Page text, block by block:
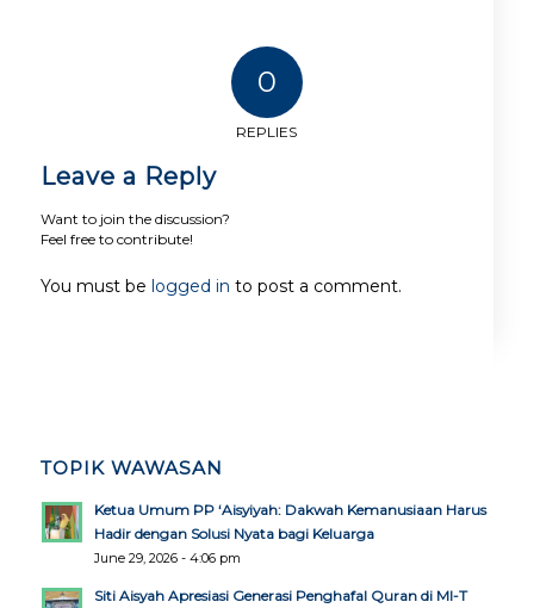
0
REPLIES
Leave a Reply
Want to join the discussion?
Feel free to contribute!
You must be logged in to post a comment.
TOPIK WAWASAN
Ketua Umum PP ‘Aisyiyah: Dakwah Kemanusiaan Harus
Hadir dengan Solusi Nyata bagi Keluarga
June 29, 2026 - 4:06 pm
Siti Aisyah Apresiasi Generasi Penghafal Quran di MI-T